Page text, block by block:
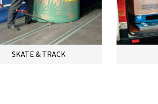
SKATE & TRACK